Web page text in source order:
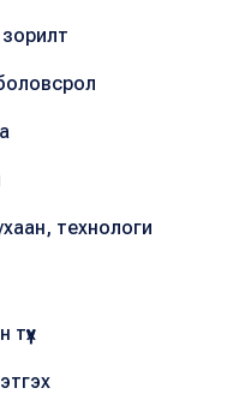
боловсрол
технологи